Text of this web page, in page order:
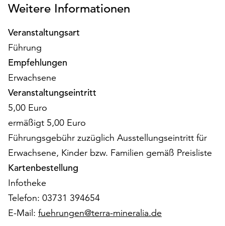
Einstellungen“
Verfügung.
Funktionale
Cookies
werden
auch
ohne
Ihr
Einverständnis
weiterhin
ausgeführt.
Möchten
Sie
verwendeten
Cookies
anpassen,
Weitere Informationen
Veranstaltungsart
Führung
Empfehlungen
Erwachsene
Veranstaltungseintritt
5,00 Euro
ermäßigt 5,00 Euro
Führungsgebühr zuzüglich Ausstellungseintritt für
Erwachsene, Kinder bzw. Familien gemäß Preisliste
Kartenbestellung
Infotheke
Telefon: 03731 394654
E-Mail: fuehrungen@terra-mineralia.de